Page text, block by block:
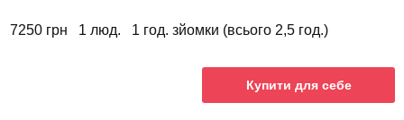
7250 грн 1 люд. 1 год. зйомки (всього 2,5 год.)
Купити для себе